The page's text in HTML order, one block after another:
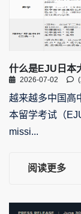
什么是EJU日本
2026-07-02
越来越多中国高
本留学考试（
missi...
阅读更多